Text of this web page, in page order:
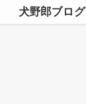
犬野郎ブログ